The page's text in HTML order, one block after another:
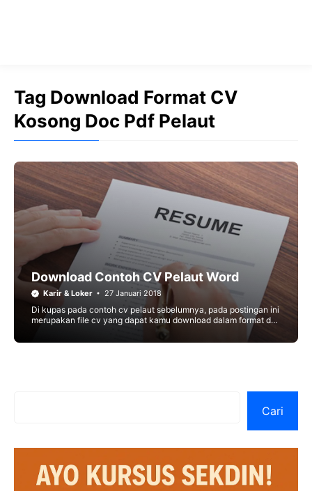
Tag Download Format CV
Kosong Doc Pdf Pelaut
Download Contoh CV Pelaut Word
Karir & Loker 27 Januari 2018
Di kupas pada contoh cv pelaut sebelumnya, pada postingan ini
merupakan file cv yang dapat kamu download dalam format doc
Cari